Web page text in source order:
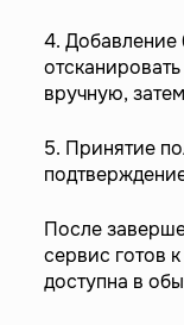
4. Добавление
вручную,
5. Принятие
После
сервис готов
доступна в